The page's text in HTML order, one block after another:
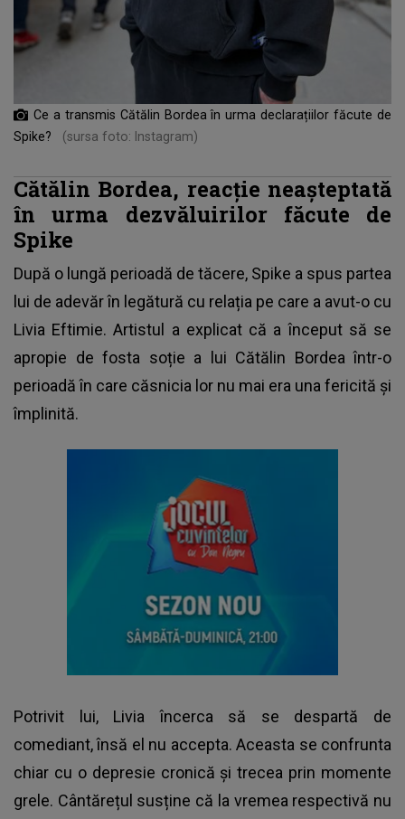
Ce a transmis Cătălin Bordea în urma declarațiilor făcute de
Spike?
(sursa foto: Instagram)
Cătălin Bordea, reacție neașteptată
în urma dezvăluirilor făcute de
Spike
După o lungă perioadă de tăcere, Spike a spus partea
lui de adevăr în legătură cu relația pe care a avut-o cu
Livia Eftimie. Artistul a explicat că a început să se
apropie de fosta soție a lui Cătălin Bordea într-o
perioadă în care căsnicia lor nu mai era una fericită și
împlinită.
Potrivit lui, Livia încerca să se despartă de
comediant, însă el nu accepta. Aceasta se confrunta
chiar cu o depresie cronică și trecea prin momente
grele. Cântărețul susține că la vremea respectivă nu